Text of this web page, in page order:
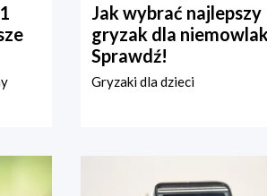
Jak wybrać najlepszy
gryzak dla
Sprawdź!
Gryzaki dla dzieci